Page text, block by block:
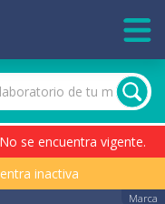
se encuentra vigente.
inactiva
Marca